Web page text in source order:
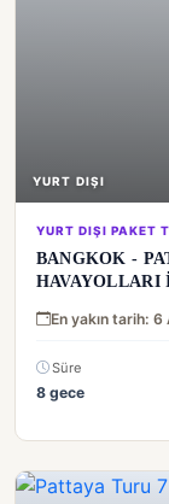
YURT DIŞI
YURT DIŞI PAKET
BANGKOK -
HAVAYOLLARI
En yakın tarih:
Süre
8 gece